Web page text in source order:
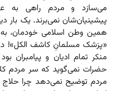
می‌سازد و مردم راهی به
پیشینیان‌شان نمی‌برند. یک بار
همین وطن اسلامی خودمان، به
«پزشک مسلمانِ کاشف الکل»!
منکر تمام ادیان و
حضرات نمی‌گوید که سر مردم
مردم توضیح نمی‌دهد چرا